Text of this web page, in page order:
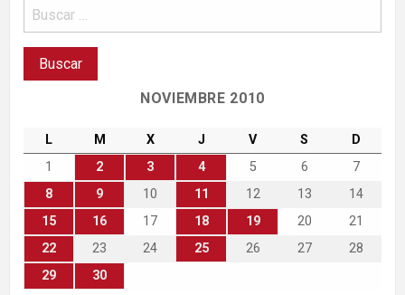
NOVIEMBRE 2010
L M X J V S
D
1
2 3 4 5 6
7
8
9 10 11 12 13
14
15
16 17 18 19 20
21
22
23 24 25 26 27
28
29
30